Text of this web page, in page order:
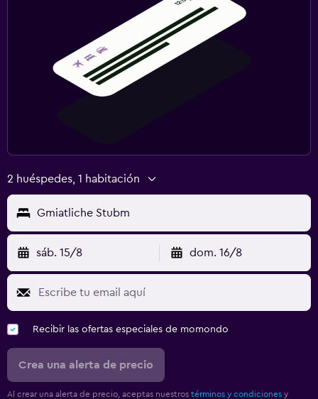
2 huéspedes, 1 habitación
Gmiatliche Stubm
sáb. 15/8 dom. 16/8
Recibir las ofertas especiales de momondo
Crea una alerta de precio
Al crear una alerta de precio, aceptas nuestros términos y condiciones y